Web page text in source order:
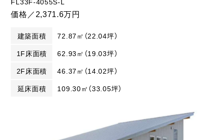
価格／2,371.6万円
建築面積
72.87㎡（22.04坪）
1F床面積
62.93㎡（19.03坪）
2F床面積
46.37㎡（14.02坪）
延床面積
109.30㎡（33.05坪）